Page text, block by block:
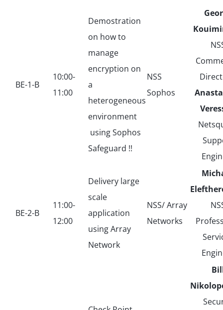
ΒΕ-1-Β
10:00-
11:00
Demostration
on how to
manage
encryption on
a
heterogeneous
environment
using Sophos
Safeguard !!
NSS
Sophos
ΒΕ-2-Β
11:00-
12:00
Delivery large
scale
application
using Array
Network
NSS/ Array
Networks